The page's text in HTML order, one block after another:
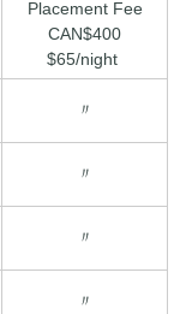
Placement Fee
CAN$400
$65/night
〃
〃
〃
〃